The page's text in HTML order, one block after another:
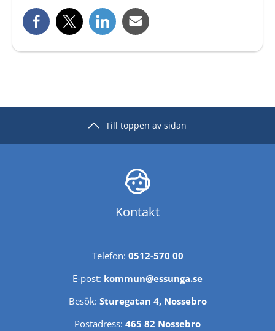
Till toppen av sidan
Kontakt
Telefon: 0512-570 00
E-post: kommun@essunga.se
Besök: Sturegatan 4, Nossebro
Postadress: 465 82 Nossebro